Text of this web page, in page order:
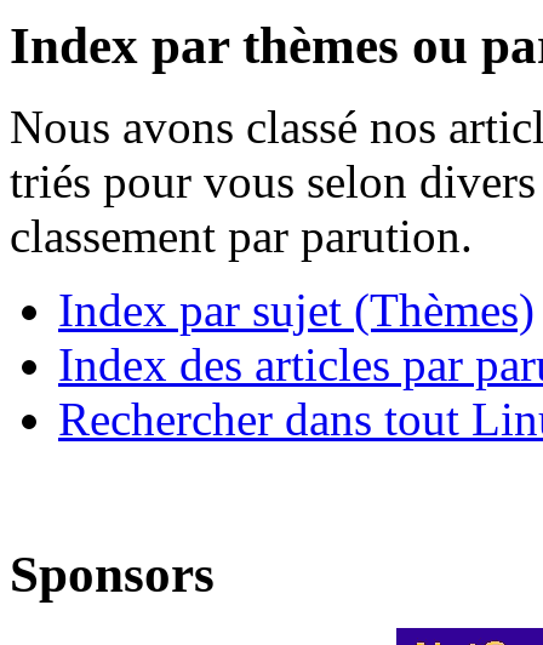
Index par thèmes ou
Nous avons classé nos
triés pour vous selon
classement par parution.
Index par sujet (Thèmes)
Index des articles par
Rechercher dans tout
Sponsors